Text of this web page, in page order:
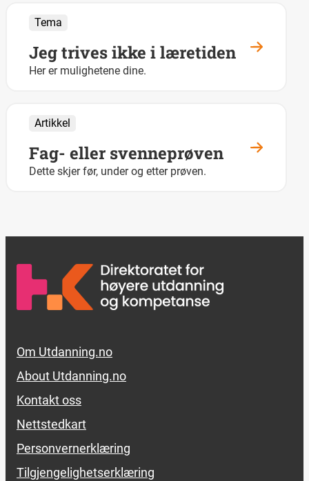
Tema
Jeg trives ikke i læretiden
Her er mulighetene dine.
Artikkel
Fag- eller svenneprøven
Dette skjer før, under og etter prøven.
Footer links
Om Utdanning.no
About Utdanning.no
Kontakt oss
Nettstedkart
Personvernerklæring
Tilgjengelighetserklæring